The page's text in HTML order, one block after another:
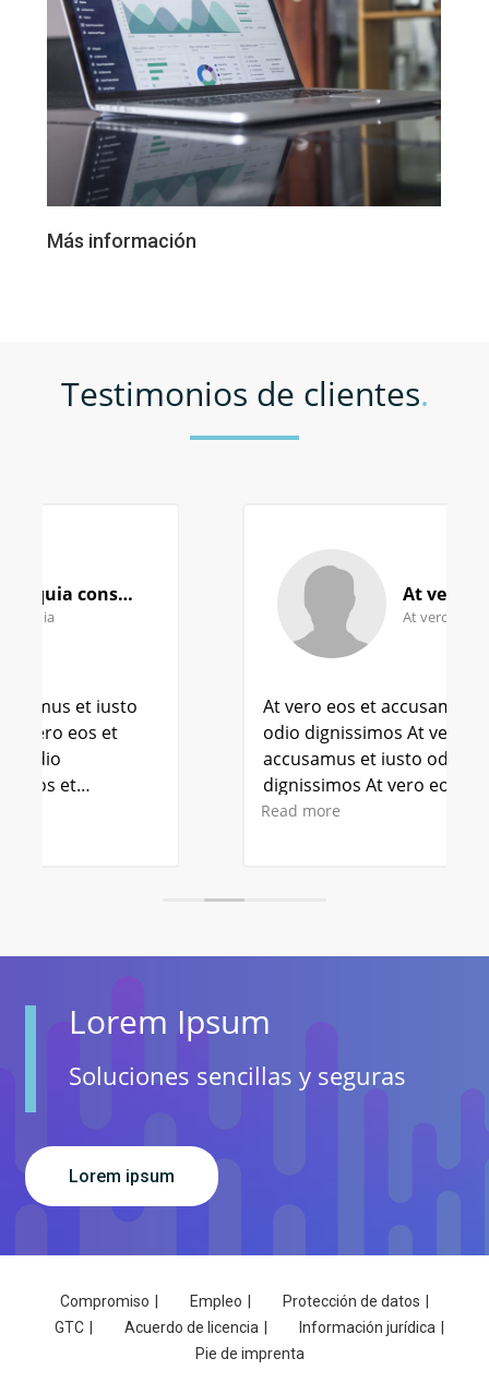
Más información
Testimonios de clientes.
At vero eos et
At vero eos
At vero eos et accusamus et iusto
odio dignissimos At vero eos et
accusamus et iusto odio
dignissimos At vero eos et
accusamus et iusto odio
Lorem Ipsum
Soluciones sencillas y seguras
lorem ipsum
Compromiso Empleo
Protección de datos
GTC
Acuerdo de licencia
Información jurídica
Pie de imprenta